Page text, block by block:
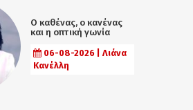
Ο καθένας, ο κανένας
και η οπτική γωνία
06-08-2026 | Λιάνα
Κανέλλη